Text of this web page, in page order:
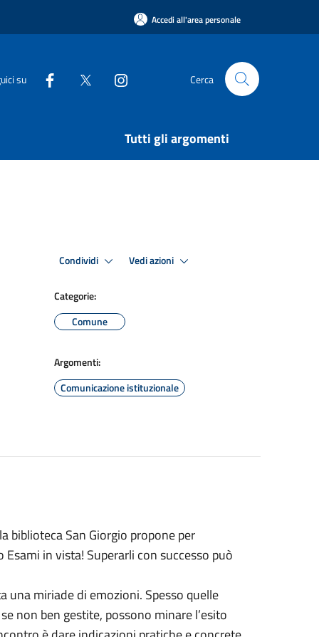
Accedi all'area personale
su Cerca
Tutti gli argomenti
Condividi Vedi azioni
Categorie:
Comune
Argomenti:
Comunicazione istituzionale
biblioteca San Giorgio propone per
in vista! Superarli con successo può
una miriade di emozioni. Spesso quelle
non ben gestite, possono minare l’esito